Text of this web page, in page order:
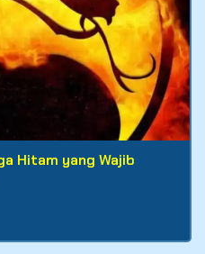
Hitam yang Wajib